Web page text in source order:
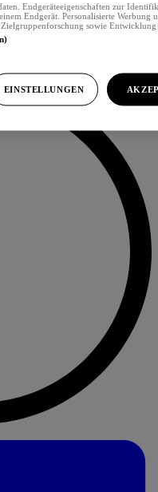
Endgeräteeigenschaften zur
Endgerät. Personalisierte Werbung
sowie
EINSTELLUNGEN